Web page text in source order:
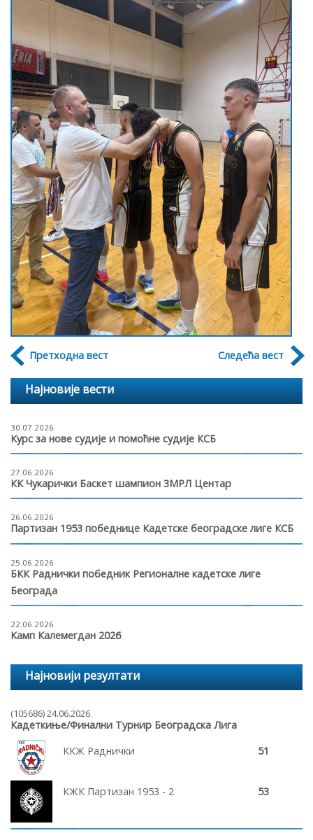
Претходна вест Следећа вест
Најновије вести
30.07.2026
Курс за нове судије и помоћне судије КСБ
27.06.2026
КК Чукарички Баскет шампион 3МРЛ Центар
26.06.2026
Партизан 1953 победнице Кадетске београдске лиге КСБ
25.06.2026
БКК Раднички победник Регионалне кадетске лиге
Београда
22.06.2026
Камп Калемегдан 2026
Најновији резултати
(105686) 24.06.2026
Кадеткиње/Финални Турнир Београдска Лига
ККЖ Раднички
51
КЖК Партизан 1953 - 2 53